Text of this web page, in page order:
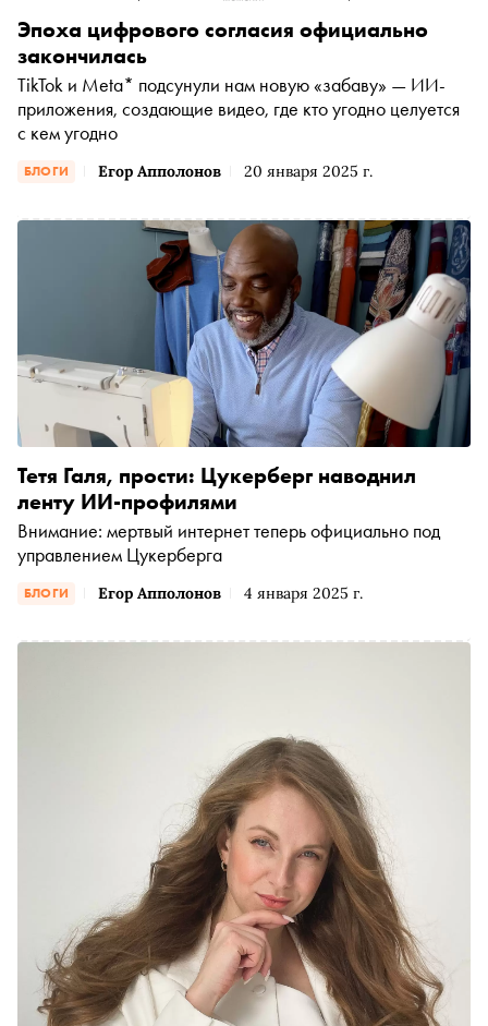
БЛОГИ Егор Апполонов 20 января 2025 г.
Эпоха цифрового согласия официально
закончилась
TikTok и Meta* подсунули нам новую «забаву» — ИИ-
приложения, создающие видео, где кто угодно целуется
с кем угодно
БЛОГИ Егор Апполонов 4 января 2025 г.
Тетя Галя, прости: Цукерберг наводнил
ленту ИИ-профилями
Внимание: мертвый интернет теперь официально под
управлением Цукерберга